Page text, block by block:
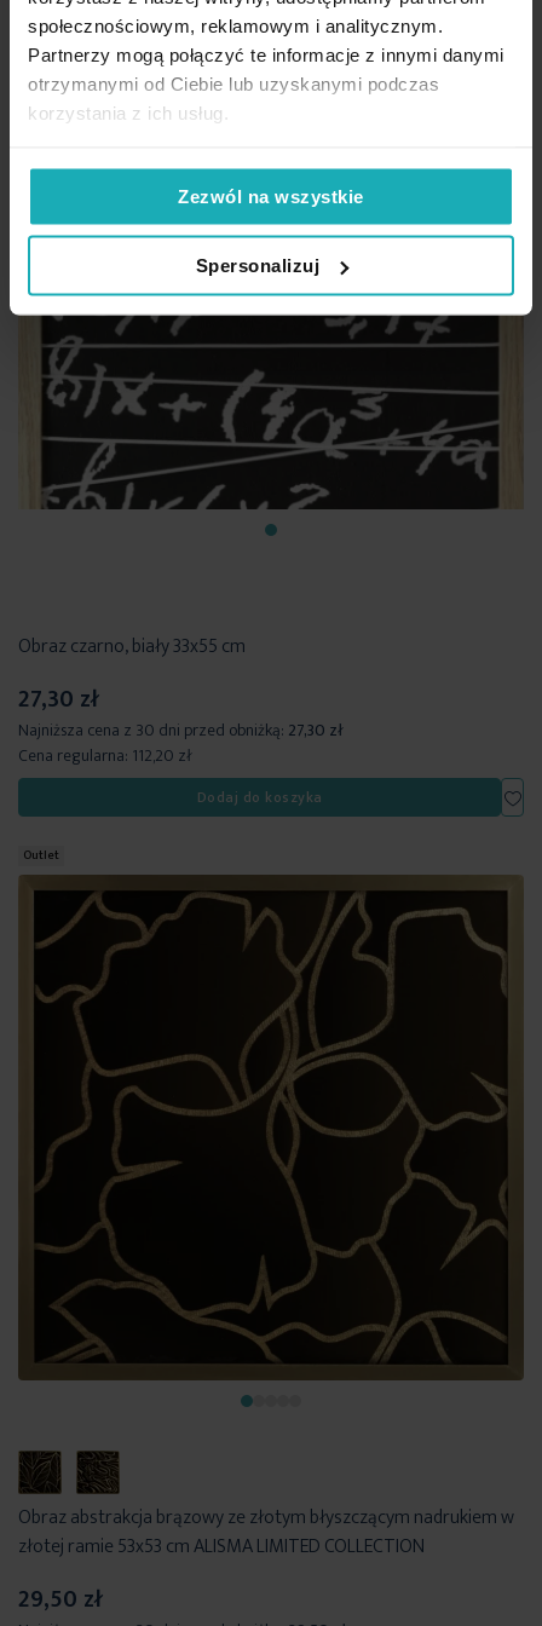
społecznościowym, reklamowym i analitycznym.
Partnerzy mogą połączyć te informacje z innymi danymi
otrzymanymi od Ciebie lub uzyskanymi podczas
korzystania z ich usług.
Zezwól na wszystkie
Spersonalizuj
Obraz czarno, biały 33x55 cm
27,30 zł
Najniższa cena z 30 dni przed obniżką: 27,30 zł
Cena regularna: 112,20 zł
Dodaj do koszyka
Outlet
Obraz abstrakcja brązowy ze złotym błyszczącym nadrukiem w
złotej ramie 53x53 cm ALISMA LIMITED COLLECTION
29,50 zł